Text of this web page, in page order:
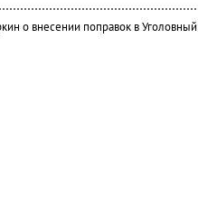
о внесении поправок в Уголовный